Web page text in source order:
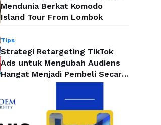
Mendunia Berkat Komodo
Island Tour From Lombok
Tips
Strategi Retargeting TikTok
Ads untuk Mengubah Audiens
Hangat Menjadi Pembeli Secara